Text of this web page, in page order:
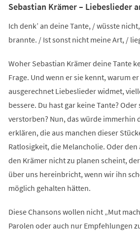
Sebastian Krämer – Liebeslieder
Ich denk’ an deine Tante, / wüsste
brannte. / Ist sonst nicht meine Art, /
Woher Sebastian Krämer deine Tante
Frage. Und wenn er sie kennt, warum
ausgerechnet Liebeslieder widmet,
bessere. Du hast gar keine Tante?
verstorben? Nun, das würde immerhin
erklären, die aus manchen dieser
Ratlosigkeit, die Melancholie. Oder
den Krämer nicht zu planen scheint,
über uns hereinbricht, wenn wir ihn
möglich gehalten hätten.
Diese Chansons wollen nicht „Mut
Parolen oder auch nur Empfehlungen